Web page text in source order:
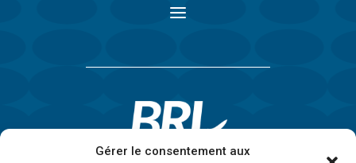
Gérer le consentement aux
a